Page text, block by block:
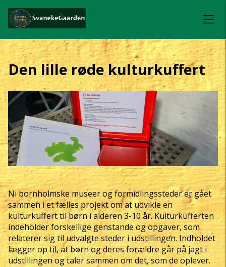
Den lille røde kulturkuffert
Ni bornholmske museer og formidlingssteder er gået
sammen i et fælles projekt om at udvikle en
kulturkuffert til børn i alderen 3-10 år. Kulturkufferten
indeholder forskellige genstande og opgaver, som
relaterer sig til udvalgte steder i udstillingen. Indholdet
lægger op til, at børn og deres forældre går på jagt i
udstillingen og taler sammen om det, som de oplever.